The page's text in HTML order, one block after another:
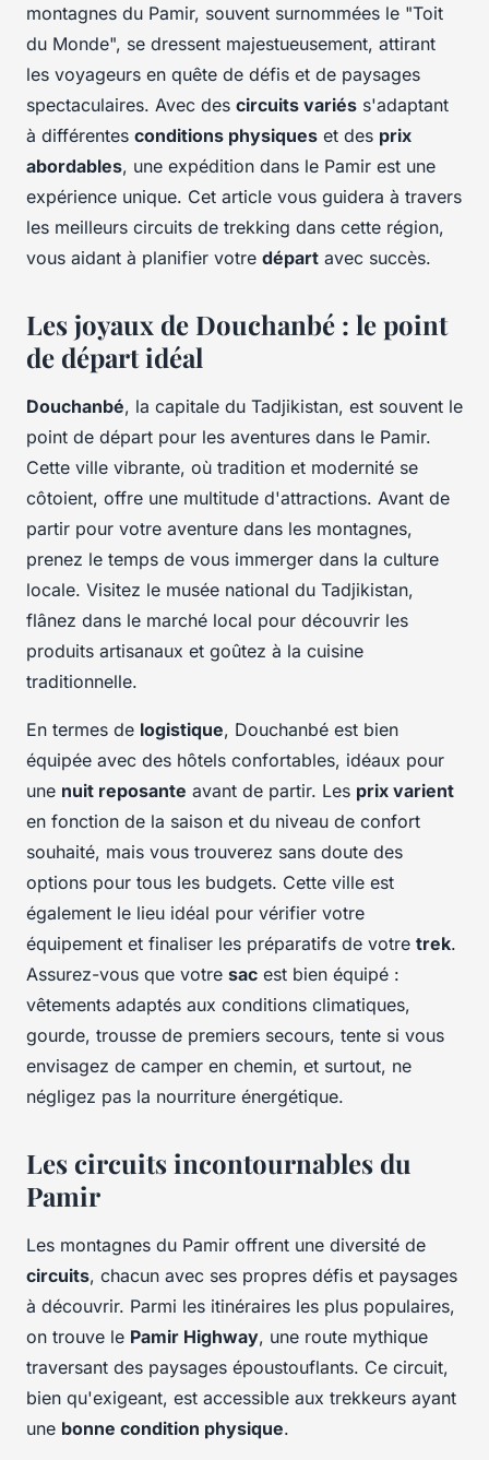
montagnes du Pamir, souvent surnommées le "Toit
du Monde", se dressent majestueusement, attirant
les voyageurs en quête de défis et de paysages
spectaculaires. Avec des circuits variés s'adaptant
à différentes conditions physiques et des prix
abordables, une expédition dans le Pamir est une
expérience unique. Cet article vous guidera à travers
les meilleurs circuits de trekking dans cette région,
vous aidant à planifier votre départ avec succès.
Les joyaux de Douchanbé : le point
de départ idéal
Douchanbé, la capitale du Tadjikistan, est souvent le
point de départ pour les aventures dans le Pamir.
Cette ville vibrante, où tradition et modernité se
côtoient, offre une multitude d'attractions. Avant de
partir pour votre aventure dans les montagnes,
prenez le temps de vous immerger dans la culture
locale. Visitez le musée national du Tadjikistan,
flânez dans le marché local pour découvrir les
produits artisanaux et goûtez à la cuisine
traditionnelle.
En termes de logistique, Douchanbé est bien
équipée avec des hôtels confortables, idéaux pour
une nuit reposante avant de partir. Les prix varient
en fonction de la saison et du niveau de confort
souhaité, mais vous trouverez sans doute des
options pour tous les budgets. Cette ville est
également le lieu idéal pour vérifier votre
équipement et finaliser les préparatifs de votre trek.
Assurez-vous que votre sac est bien équipé :
vêtements adaptés aux conditions climatiques,
gourde, trousse de premiers secours, tente si vous
envisagez de camper en chemin, et surtout, ne
négligez pas la nourriture énergétique.
Les circuits incontournables du
Pamir
Les montagnes du Pamir offrent une diversité de
circuits, chacun avec ses propres défis et paysages
à découvrir. Parmi les itinéraires les plus populaires,
on trouve le Pamir Highway, une route mythique
traversant des paysages époustouflants. Ce circuit,
bien qu'exigeant, est accessible aux trekkeurs ayant
une bonne condition physique.